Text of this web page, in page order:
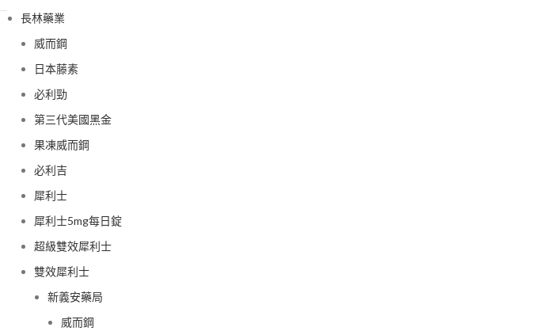
長林藥業
威而鋼
日本藤素
必利勁
第三代美國黑金
果凍威而鋼
必利吉
犀利士
犀利士5mg每日錠
超級雙效犀利士
雙效犀利士
新義安藥局
威而鋼